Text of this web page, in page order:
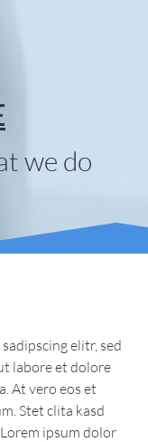
we do
elitr, sed
labore et dolore
At vero eos et
Stet clita kasd
ipsum dolor